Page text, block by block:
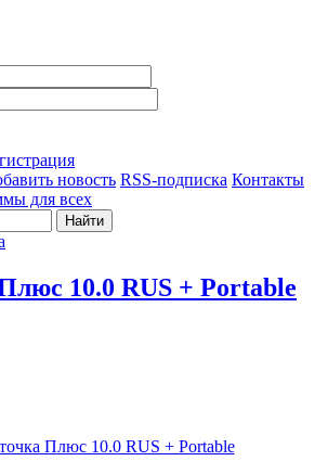
новость RSS-подписка Контакты
для всех
Найти
10.0 RUS + Portable